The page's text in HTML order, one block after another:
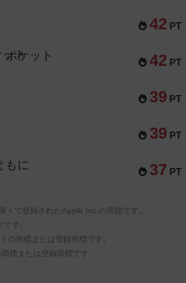
42 PT
42 PT
ケット
39 PT
39 PT
37 PT
もに
で登録されたApple Inc.の商標です。
す。
の商標または登録商標です。
標または登録商標です。